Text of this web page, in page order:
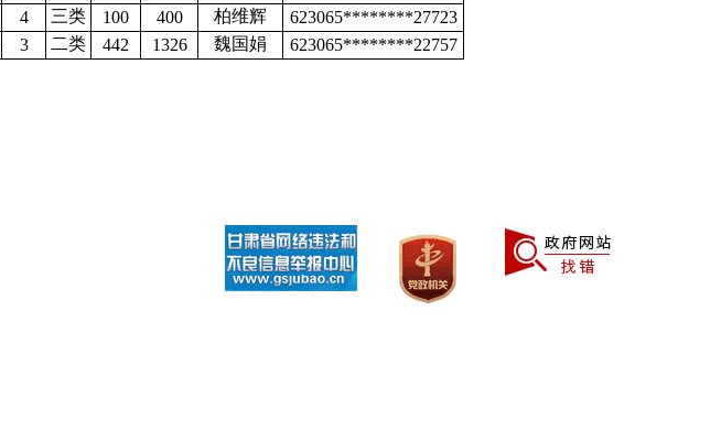
4 三类 100 400 柏维辉
623065********27723
3 二类 442 1326 魏国娟 623065********22757